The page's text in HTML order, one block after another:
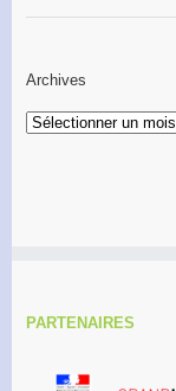
Archives
Archives
PARTENAIRES